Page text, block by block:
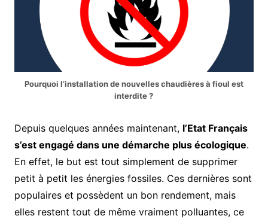
Pourquoi l’installation de nouvelles chaudières à fioul est
interdite ?
Depuis quelques années maintenant, l’Etat Français
s’est engagé dans une démarche plus écologique.
En effet, le but est tout simplement de supprimer
petit à petit les énergies fossiles. Ces dernières sont
populaires et possèdent un bon rendement, mais
elles restent tout de même vraiment polluantes, ce